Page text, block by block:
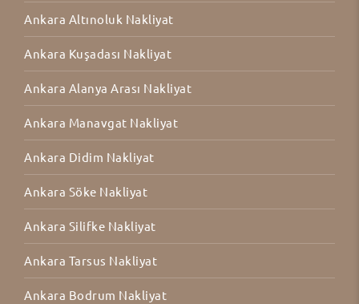
Ankara Altınoluk Nakliyat
Ankara Kuşadası Nakliyat
Ankara Alanya Arası Nakliyat
Ankara Manavgat Nakliyat
Ankara Didim Nakliyat
Ankara Söke Nakliyat
Ankara Silifke Nakliyat
Ankara Tarsus Nakliyat
Ankara Bodrum Nakliyat